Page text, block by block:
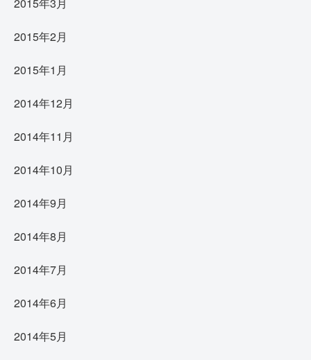
2015年2月
2015年1月
2014年12月
2014年11月
2014年10月
2014年9月
2014年8月
2014年7月
2014年6月
2014年5月